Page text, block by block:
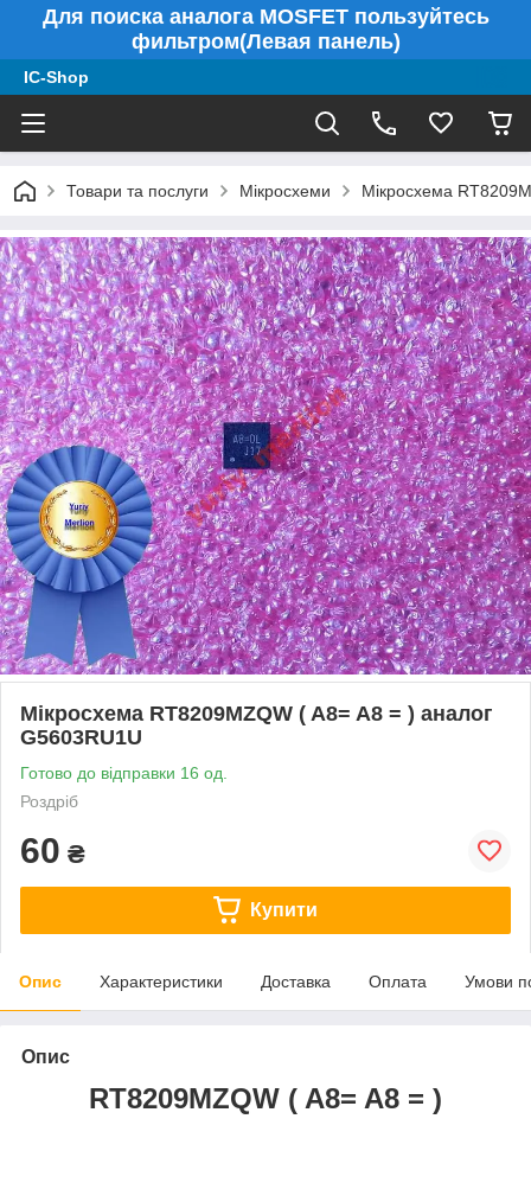
Для поиска аналога MOSFET пользуйтесь
фильтром(Левая панель)
IC-Shop
Товари та послуги Мікросхеми Мікросхема
Мікросхема RT8209MZQW ( A8= A8 = ) аналог
G5603RU1U
Готово до відправки 16 од.
Роздріб
60 ₴
Купити
Опис Характеристики Доставка Оплата Умови
Опис
RT8209MZQW ( A8= A8 = )